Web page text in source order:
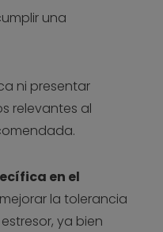
una
ni presentar
relevantes al
en el
la tolerancia
ya bien